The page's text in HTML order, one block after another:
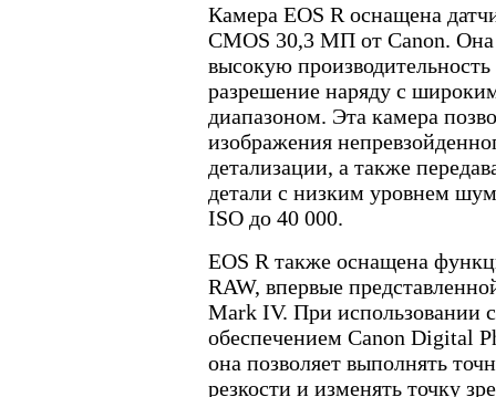
Камера EOS R оснащена
CMOS 30,3 МП от Canon. Она
высокую
разрешение наряду с
диапазоном. Эта камера
изображения
детализации, а также
детали с низким уровнем
ISO до 40 000.
EOS R также оснащена
RAW, впервые
Mark IV. При использовании
обеспечением Canon Digital
она позволяет выполнять
резкости и изменять точку